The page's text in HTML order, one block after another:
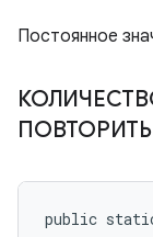
Постоянное
ПОВТОРИТЬ
public static